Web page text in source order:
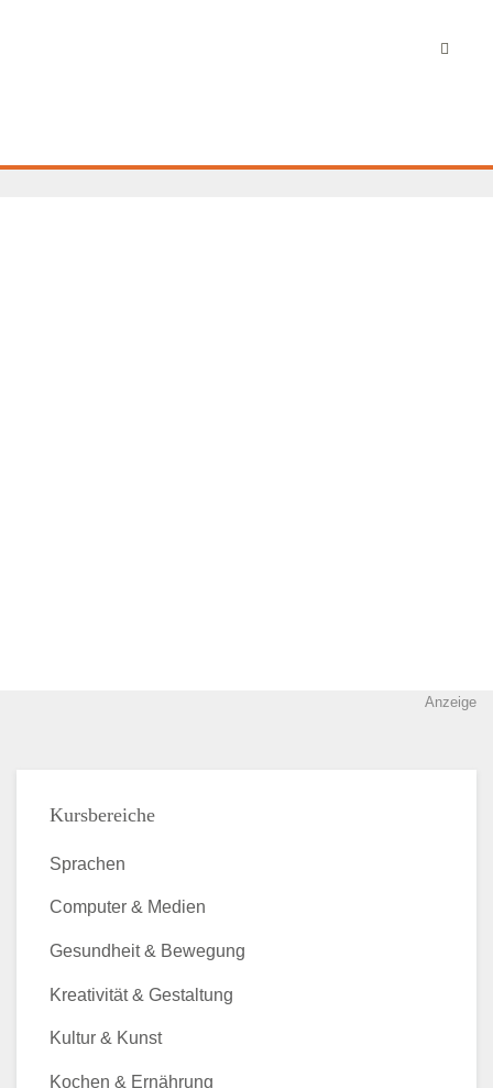
Anzeige
Kursbereiche
Sprachen
Computer & Medien
Gesundheit & Bewegung
Kreativität & Gestaltung
Kultur & Kunst
Kochen & Ernährung